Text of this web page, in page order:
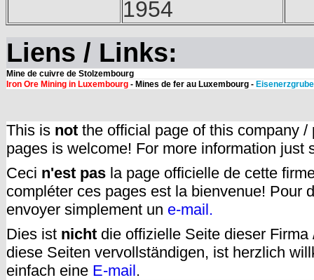
1954
Liens / Links:
Mine de cuivre de Stolzembourg
Iron Ore Mining in Luxembourg - Mines de fer au Luxembourg -
This is not the official page of this company
pages is welcome! For more information just
Ceci n'est pas la page officielle de cette
compléter ces pages est la bienvenue! Pour
envoyer simplement un e-mail.
Dies ist nicht die offizielle Seite dieser
diese Seiten vervollständigen, ist herzlich
einfach eine E-mail.